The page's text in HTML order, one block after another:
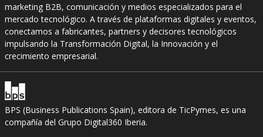
marketing B2B, comunicación y medios especializados para el
mercado tecnológico. A través de plataformas digitales y eventos,
conectamos a fabricantes, partners y decisores tecnológicos
impulsando la Transformación Digital, la Innovación y el
crecimiento empresarial.
BPS (Business Publications Spain), editora de TicPymes, es una
compañía del Grupo Digital360 Iberia.